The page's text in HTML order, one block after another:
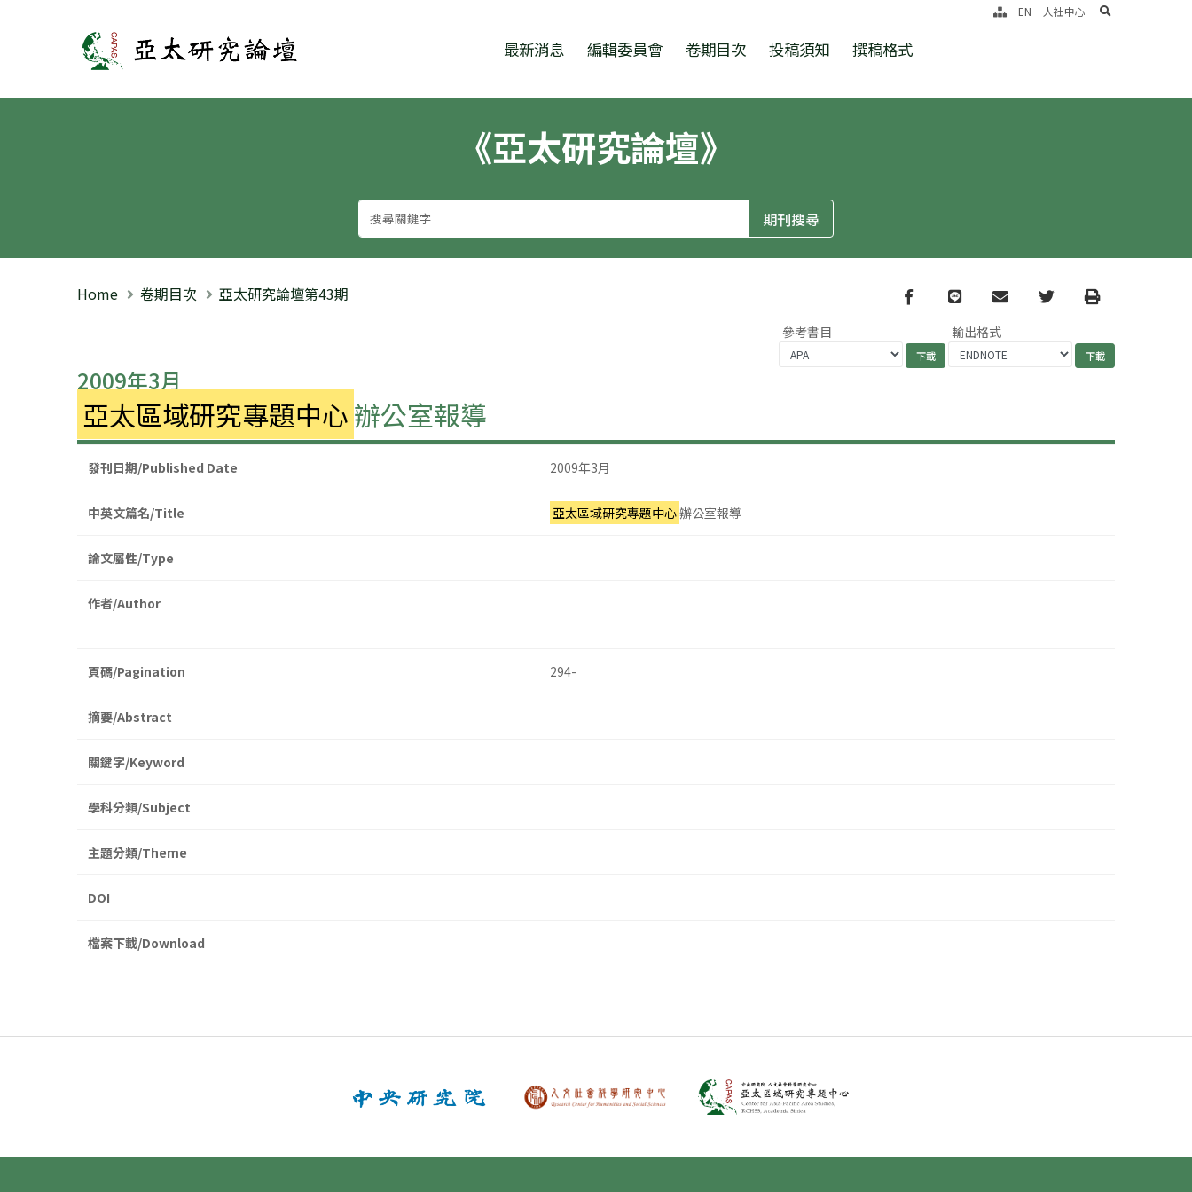
亞太研究論壇 最新消息 編輯委員會 卷期目次 投稿須知 撰稿格式
EN 人社中心 search
《亞太研究論壇》
Home 卷期目次 亞太研究論壇第43期 Facebook
line email TwitterPrint
參考書目 輸出格式
2009年3月
亞太區域研究專題中心辦公室報導
發刊日期/Published Date 2009年3月
中英文篇名/Title 亞太區域研究專題中心辦公室報導
論文屬性/Type
作者/Author
頁碼/Pagination 294-
摘要/Abstract
關鍵字/Keyword
學科分類/Subject
主題分類/Theme
DOI
檔案下載/Download